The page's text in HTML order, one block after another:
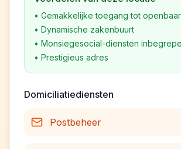
• Gemakkelijke toegang tot
• Dynamische zakenbuurt
• Monsiegesocial-diensten
• Prestigieus adres
Domiciliatiediensten
Postbeheer